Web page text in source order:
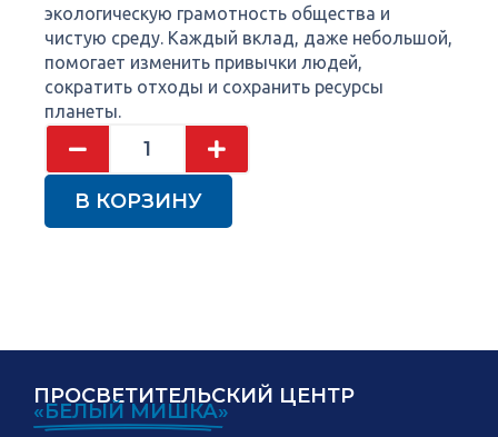
экологическую грамотность общества и
чистую среду. Каждый вклад, даже небольшой,
помогает изменить привычки людей,
сократить отходы и сохранить ресурсы
планеты.
В КОРЗИНУ
ПРОСВЕТИТЕЛЬСКИЙ ЦЕНТР
«БЕЛЫЙ МИШКА»